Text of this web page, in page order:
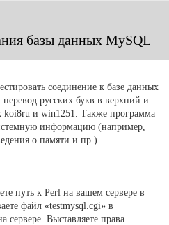
базы данных MySQL
соединение к базе данных
русских букв в верхний и
koi8ru и win1251. Также программа
информацию (например,
о памяти и пр.).
путь к Perl на вашем сервере в
файл «testmysql.cgi» в
сервере. Выставляете права